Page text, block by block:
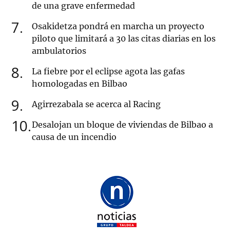
de una grave enfermedad
7
Osakidetza pondrá en marcha un proyecto
piloto que limitará a 30 las citas diarias en los
ambulatorios
8
La fiebre por el eclipse agota las gafas
homologadas en Bilbao
9 Agirrezabala se acerca al Racing
10 Desalojan un bloque de viviendas de Bilbao a
causa de un incendio